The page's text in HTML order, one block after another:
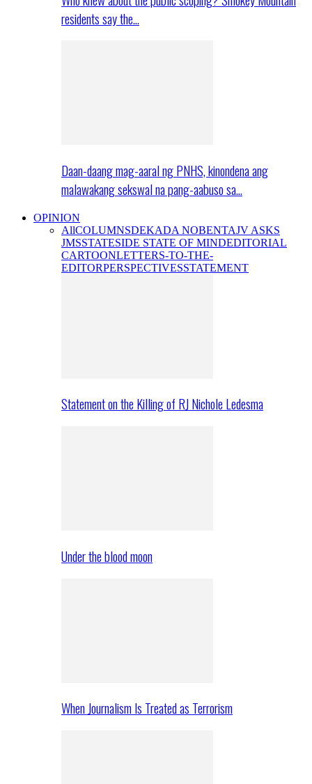
residents say the…
Daan-daang mag-aaral ng PNHS, kinondena ang
malawakang sekswal na pang-aabuso sa…
OPINION
AllCOLUMNSDEKADA NOBENTAJV ASKS
JMSSTATESIDE STATE OF MINDEDITORIAL
CARTOONLETTERS-TO-THE-
EDITORPERSPECTIVESSTATEMENT
Statement on the Killing of RJ Nichole Ledesma
Under the blood moon
When Journalism Is Treated as Terrorism